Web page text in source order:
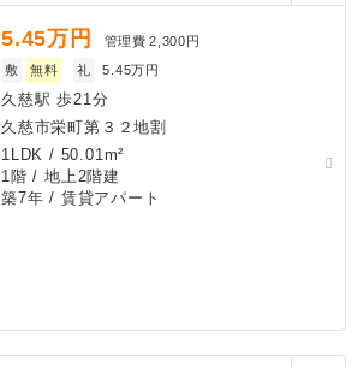
5.45万円 管理費 2,300円
敷
無料 礼 5.45万円
久慈駅 歩21分
久慈市栄町第３２地割
1LDK / 50.01m²
1階 / 地上2階建
築7年 / 賃貸アパート